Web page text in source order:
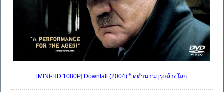
[MINI-HD 1080P] Downfall (2004) ปิดตำนานบุรุษล้างโลก